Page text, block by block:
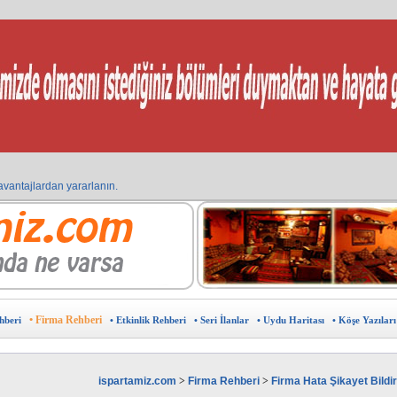
?
yararlanın.
doğru adresKıbrıs Pazarı
verebilir ,sponsor olabilirsiniz.
haritası
ÜCRETSİZ ekleyin.
• Firma Rehberi • Etkinlik Rehberi • Seri İlanlar • Uydu Haritası • Köşe Yazıları
ispartamiz.com > Firma Rehberi > Firma Hata Şikayet